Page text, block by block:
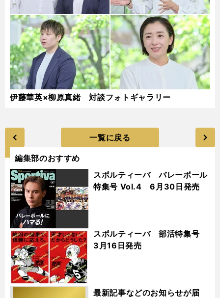
伊藤華英×柳原真緒 対談フォトギャラリー
一覧に戻る
編集部のおすすめ
スポルティーバ バレーボール
特集号 Vol.4 6月30日発売
スポルティーバ 部活特集号
3月16日発売
最新記事などのお知らせが届